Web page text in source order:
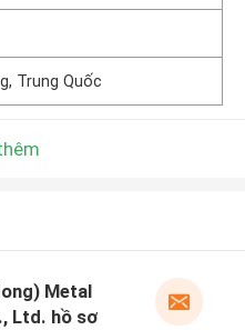
Trung Quốc
Metal
Ltd. hồ sơ